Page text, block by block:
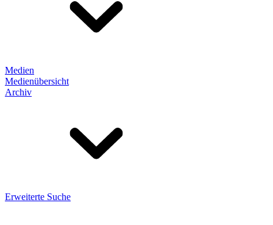
Medien
Medienübersicht
Archiv
Erweiterte Suche